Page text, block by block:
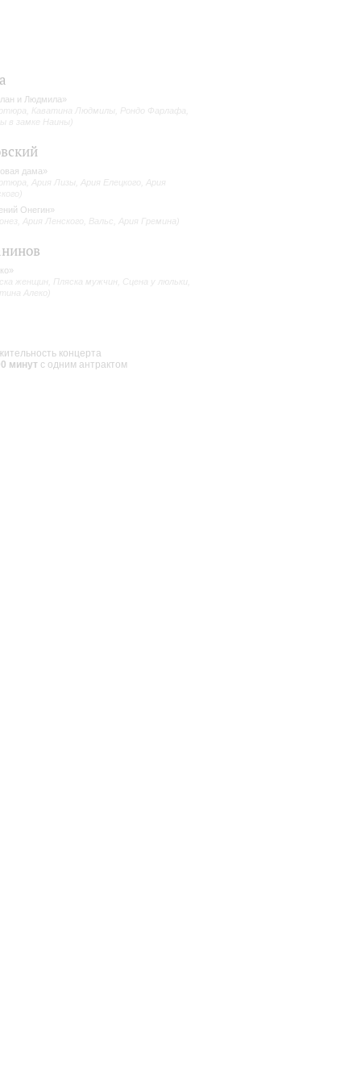
и Людмила»
Каватина Людмилы, Рондо Фарлафа,
в замке Наины)
дама»
Ария Лизы, Ария Елецкого, Ария
Онегин»
Ария Ленского, Вальс, Ария Гремина)
женщин, Пляска мужчин, Сцена у люльки,
Алеко)
концерта
минут с одним антрактом